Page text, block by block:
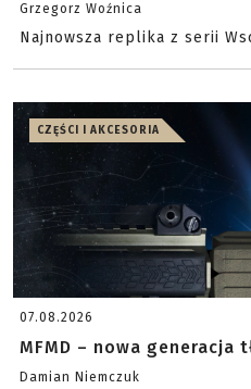
Grzegorz Woźnica
Najnowsza replika z serii
CZĘŚCI I AKCESORIA
07.08.2026
MFMD – nowa generacja
Damian Niemczuk